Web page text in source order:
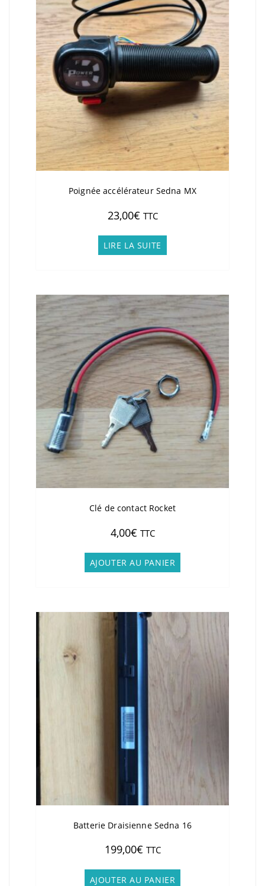
Poignée accélérateur Sedna MX
23,00€ TTC
LIRE LA SUITE
Clé de contact Rocket
4,00€ TTC
AJOUTER AU PANIER
Batterie Draisienne Sedna 16
199,00€ TTC
AJOUTER AU PANIER